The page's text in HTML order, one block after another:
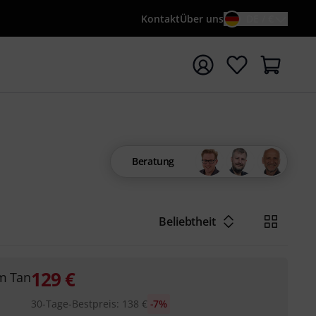
KontaktÜber uns
mit Suchwort {searchTerm} starten
Beratung
Beliebtheit
Tan129€
30-Tage-Bestpreis: 138 € -7%